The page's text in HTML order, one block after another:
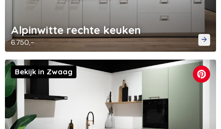
Alpinwitte rechte keuken
6.750,-
Bekijk in Zwaag